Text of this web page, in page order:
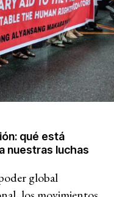
qué está
nuestras luchas
global